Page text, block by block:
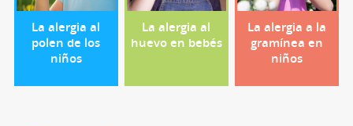
La alergia al
polen de los
niños
La alergia al
huevo en bebés
La alergia a la
gramínea en
niños